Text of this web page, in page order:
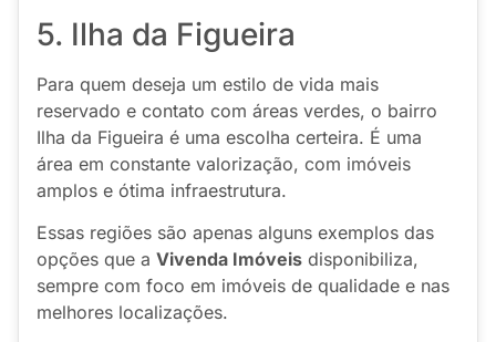
5. Ilha da Figueira
Para quem deseja um estilo de vida mais
reservado e contato com áreas verdes, o bairro
Ilha da Figueira é uma escolha certeira. É uma
área em constante valorização, com imóveis
amplos e ótima infraestrutura.
Essas regiões são apenas alguns exemplos das
opções que a Vivenda Imóveis disponibiliza,
sempre com foco em imóveis de qualidade e nas
melhores localizações.